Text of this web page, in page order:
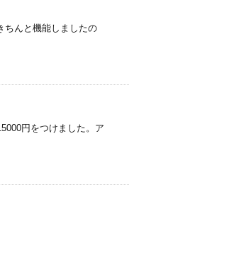
ちんと機能しましたの
円をつけました。ア